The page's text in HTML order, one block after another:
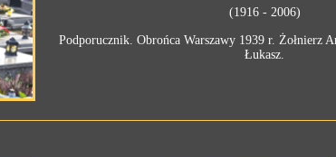
(1916 - 2006)
Podporucznik. Obrońca Warszawy 1939 r. Żołnierz
Łukasz.